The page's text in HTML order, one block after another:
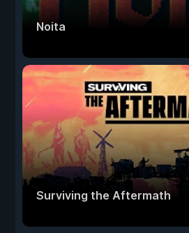
Noita
Surviving the Aftermath